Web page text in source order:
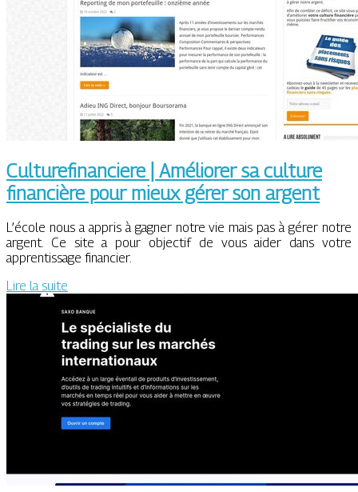
Cul­turefinan­cie­re | Améliorer sa culture
financière pour mieux gérer son argent
L’école nous a appris à gagner notre vie mais pas à gérer notre
argent. Ce site a pour objectif de vous aider dans votre
apprentissage financier.
Lire la suite